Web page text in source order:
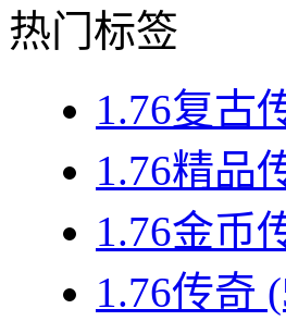
热门标签
1.76复古
1.76精品
1.76金币
1.76传奇